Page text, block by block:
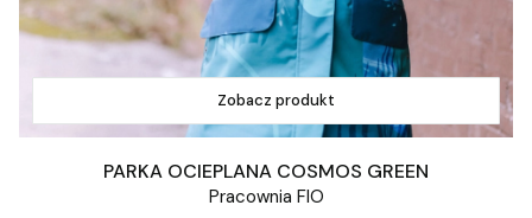
Zobacz produkt
PARKA OCIEPLANA COSMOS GREEN
Pracownia FIO